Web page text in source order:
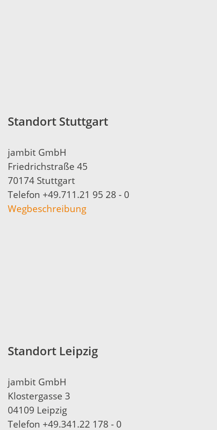
Standort Stuttgart
jambit GmbH
Friedrichstraße 45
70174 Stuttgart
Telefon +49.711.21 95 28 - 0
​Wegbeschreibung
Standort Leipzig
jambit GmbH
Klostergasse 3
04109 Leipzig
Telefon +49.341.22 178 - 0